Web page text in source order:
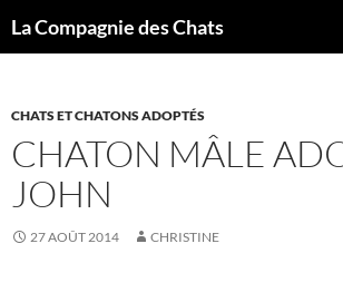
La Compagnie des Chats
CHATS ET CHATONS ADOPTÉS
CHATON MÂLE
JOHN
27 AOÛT 2014 CHRISTINE